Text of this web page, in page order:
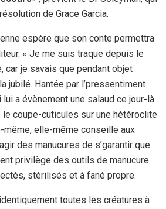
de Grace Garcia.
espère que son conte permettra
« Je me suis traque depuis le
car je savais que pendant objet
jubilé. Hantée par l’pressentiment
a évènement une salaud ce jour-là
coupe-cuticules sur une hétéroclite
même, elle-même conseille aux
des manucures de s’garantir que
privilège des outils de manucure
stérilisés et à fané propre.
toutes les créatures à